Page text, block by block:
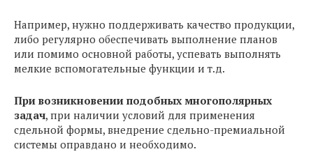
Например, нужно поддерживать качество продукции,
либо регулярно обеспечивать выполнение планов
или помимо основной работы, успевать выполнять
мелкие вспомогательные функции и т.д.
При возникновении подобных многополярных
задач, при наличии условий для применения
сдельной формы, внедрение сдельно-премиальной
системы оправдано и необходимо.